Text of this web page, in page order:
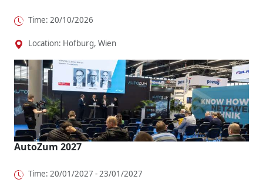
Time: 20/10/2026
Location: Hofburg, Wien
AutoZum 2027
Time: 20/01/2027 - 23/01/2027